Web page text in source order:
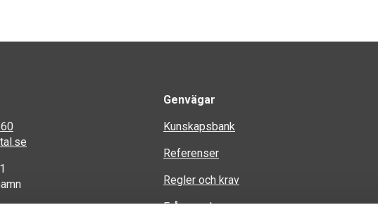
Genvägar
Kunskapsbank
Referenser
Regler och krav